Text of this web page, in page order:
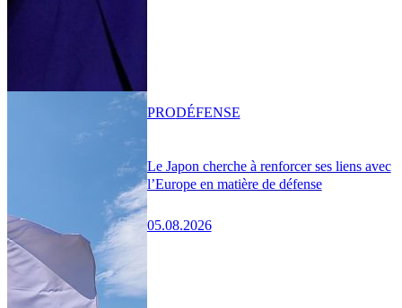
Le Japon cherche à renforcer ses liens avec
l’Europe en matière de défense
05.08.2026
PRODÉFENSE